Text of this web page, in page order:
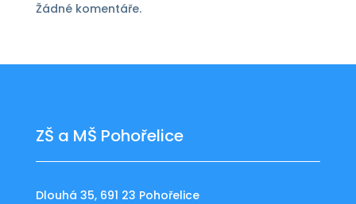
Žádné komentáře.
ZŠ a MŠ Pohořelice
Dlouhá 35, 691 23 Pohořelice